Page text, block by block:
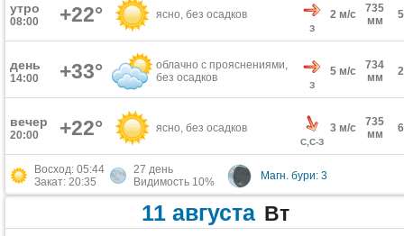
утро
08:00 +22° ясно, без осадков
З
2 м/с
735
мм
день
14:00 +33°
облачно с прояснениями,
без осадков
З
5 м/с
734
мм
вечер
20:00 +22° ясно, без осадков
С,С-З
3 м/с
735
мм
Восход: 05:44
Закат: 20:35
27 день
Видимость 10%
Магн. бури: 3
11 августа Вт